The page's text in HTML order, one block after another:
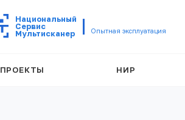
Национальный
Cервис
Мультисканер
Опытная эксплуатация
ПРОЕКТЫ НИР